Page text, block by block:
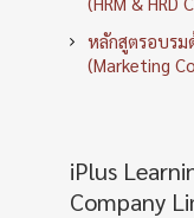
หลักสูตรอบรม
(Marketing
iPlus
Company